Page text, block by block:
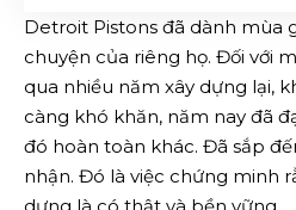
Detroit Pistons đã dành mùa
chuyện của riêng họ. Đối với
qua nhiều năm xây dựng lại,
càng khó khăn, năm nay đã
đó hoàn toàn khác. Đã sắp
nhận. Đó là việc chứng minh